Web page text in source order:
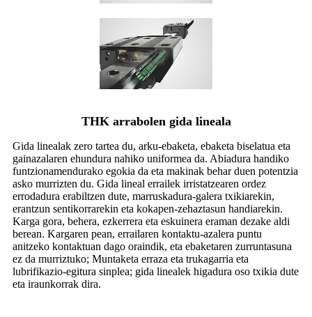
THK arrabolen gida lineala
Gida linealak zero tartea du, arku-ebaketa, ebaketa biselatua eta
gainazalaren ehundura nahiko uniformea ​​da. Abiadura handiko
funtzionamendurako egokia da eta makinak behar duen potentzia
asko murrizten du. Gida lineal errailek irristatzearen ordez
errodadura erabiltzen dute, marruskadura-galera txikiarekin,
erantzun sentikorrarekin eta kokapen-zehaztasun handiarekin.
Karga gora, behera, ezkerrera eta eskuinera eraman dezake aldi
berean. Kargaren pean, errailaren kontaktu-azalera puntu
anitzeko kontaktuan dago oraindik, eta ebaketaren zurruntasuna
ez da murriztuko; Muntaketa erraza eta trukagarria eta
lubrifikazio-egitura sinplea; gida linealek higadura oso txikia dute
eta iraunkorrak dira.